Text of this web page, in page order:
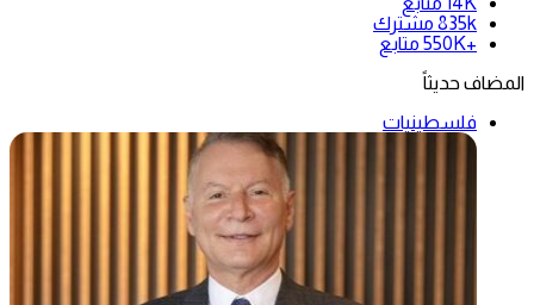
835k مشترك
+550K
متابع
المضاف حديثاً
فلسطينيات